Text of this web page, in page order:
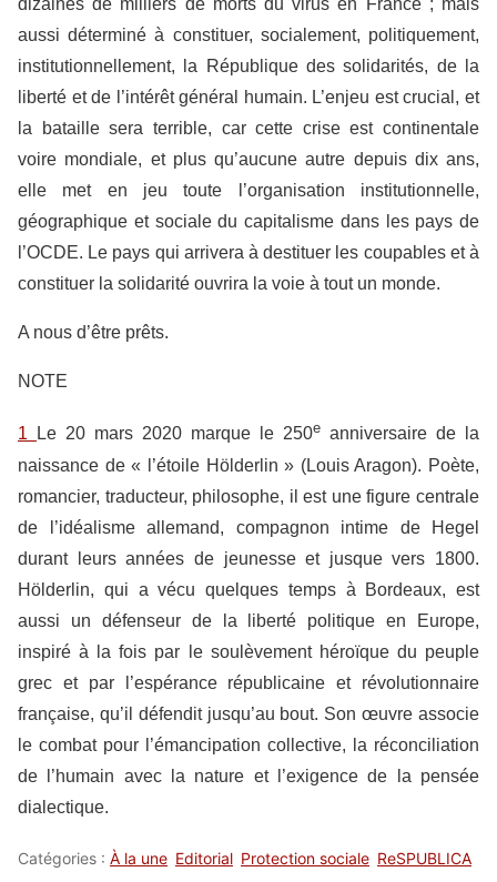
dizaines de milliers de morts du virus en France ; mais
aussi déterminé à constituer, socialement, politiquement,
institutionnellement, la République des solidarités, de la
liberté et de l’intérêt général humain. L’enjeu est crucial, et
la bataille sera terrible, car cette crise est continentale
voire mondiale, et plus qu’aucune autre depuis dix ans,
elle met en jeu toute l’organisation institutionnelle,
géographique et sociale du capitalisme dans les pays de
l’OCDE. Le pays qui arrivera à destituer les coupables et à
constituer la solidarité ouvrira la voie à tout un monde.
A nous d’être prêts.
NOTE
1 Le 20 mars 2020 marque le 250e anniversaire de la
naissance de « l’étoile Hölderlin » (Louis Aragon). Poète,
romancier, traducteur, philosophe, il est une figure centrale
de l’idéalisme allemand, compagnon intime de Hegel
durant leurs années de jeunesse et jusque vers 1800.
Hölderlin, qui a vécu quelques temps à Bordeaux, est
aussi un défenseur de la liberté politique en Europe,
inspiré à la fois par le soulèvement héroïque du peuple
grec et par l’espérance républicaine et révolutionnaire
française, qu’il défendit jusqu’au bout. Son œuvre associe
le combat pour l’émancipation collective, la réconciliation
de l’humain avec la nature et l’exigence de la pensée
dialectique.
Catégories : À la une Editorial Protection sociale ReSPUBLICA